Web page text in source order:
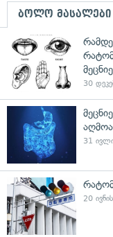
ბოლო მასალები
30
31
20